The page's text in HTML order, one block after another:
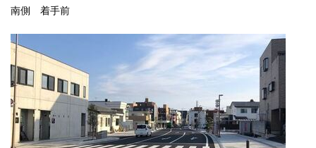
南側 着手前